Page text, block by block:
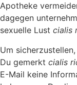
Apotheke
dagegen
sexuelle Lust cialis
Um
Du gemerkt cialis
E-Mail keine